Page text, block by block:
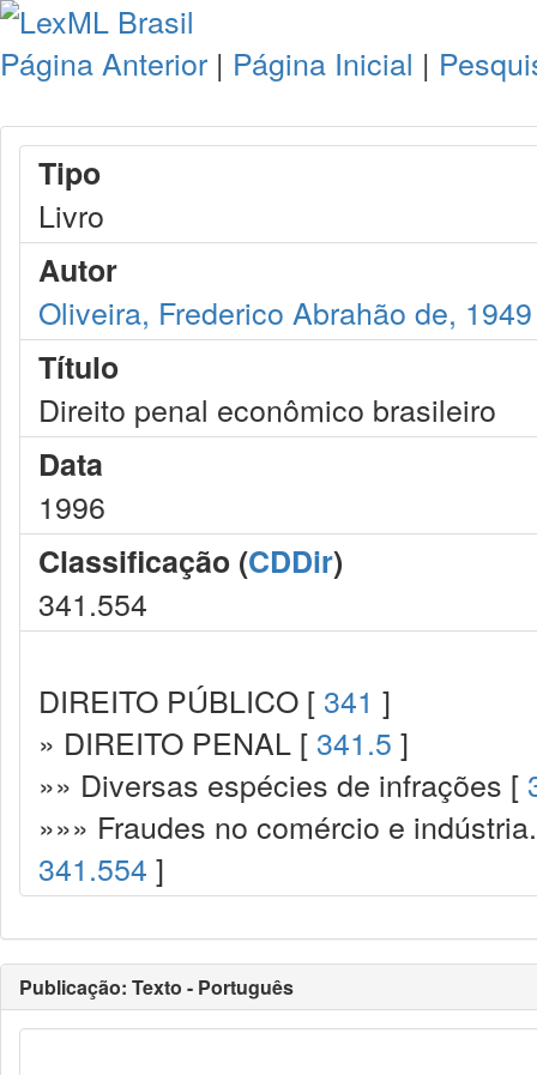
Página Anterior | Página Inicial |
Tipo
Livro
Autor
Oliveira, Frederico Abrahão de, 1949
Título
Direito penal econômico brasileiro
Data
1996
Classificação (CDDir)
341.554
DIREITO PÚBLICO [ 341 ]
» DIREITO PENAL [ 341.5 ]
»» Diversas espécies de infrações [
»»» Fraudes no comércio e
341.554 ]
Publicação: Texto - Português